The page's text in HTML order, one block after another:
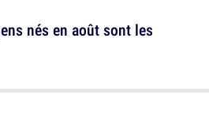
nés en août sont les